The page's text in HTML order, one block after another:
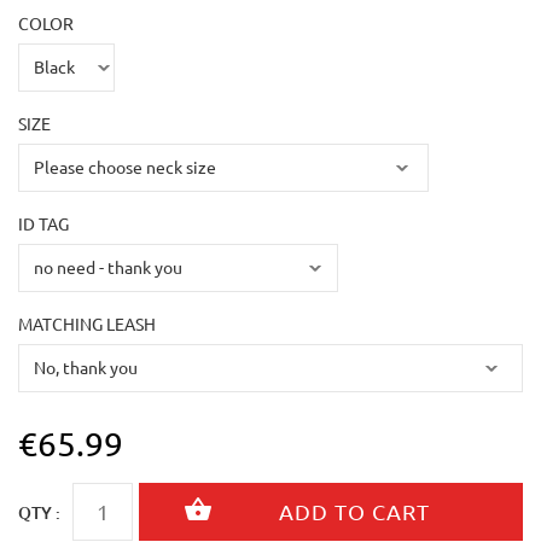
COLOR
SIZE
ID TAG
MATCHING LEASH
€65.99
QTY :